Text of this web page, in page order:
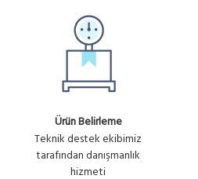
Ürün Belirleme
Teknik destek ekibimiz
tarafından danışmanlık
hizmeti